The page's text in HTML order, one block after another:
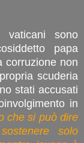
vaticani sono
papa
corruzione non
scuderia
stati accusati
in
che si può dire
solo